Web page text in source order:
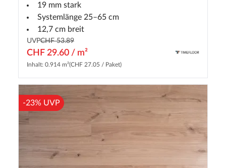
19 mm stark
Systemlänge 25–65 cm
12,7 cm breit
UVPCHF 53.89
CHF 29.60 / m²
Inhalt: 0.914 m²(CHF 27.05 / Paket)
-23% UVP